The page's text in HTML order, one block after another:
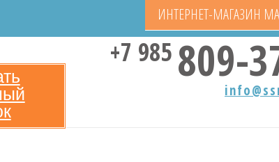
ИНТЕРНЕТ-МАГАЗИН
+7 985809-